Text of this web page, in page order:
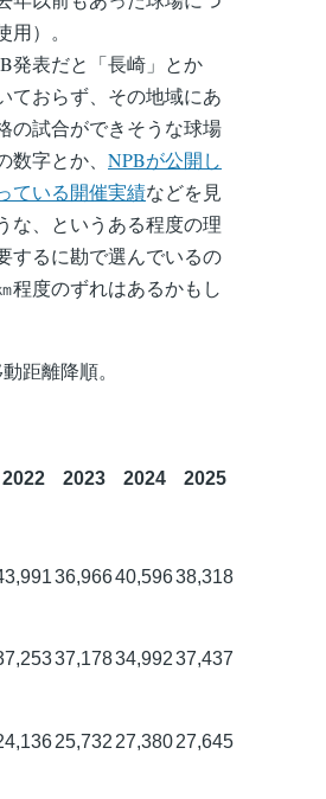
）。
発表だと「長崎」とか
ておらず、その地域にあ
の試合ができそうな球場
字とか、 NPBが公開し
ている開催実績などを見
な、というある程度の理
するに勘で選んでいるの
程度のずれはあるかもし
距離降順。
2022 2023 2024 2025
36,96640,59638,318
37,17834,99237,437
25,732 27,38027,645